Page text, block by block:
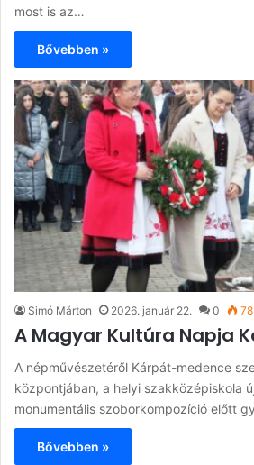
most is az…
Bővebben »
Simó Márton 2026. január 22. 0
A Magyar Kultúra Napja
A népművészetéről Kárpát-medence
központjában, a helyi szakközépiskola
monumentális szoborkompozíció előtt
Bővebben »